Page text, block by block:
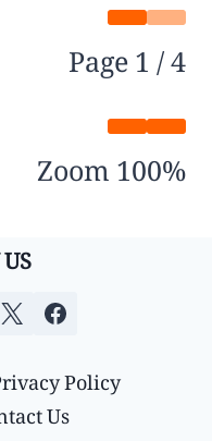
Page1/4
Zoom100%
Policy
Us